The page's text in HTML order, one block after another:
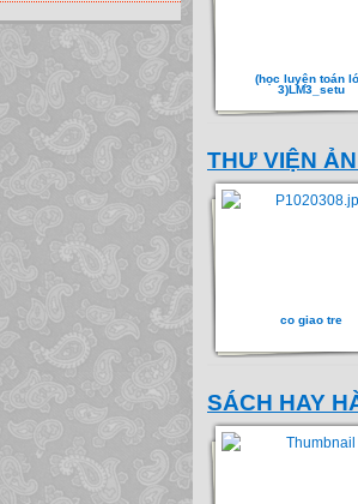
(học luyện toán
3)LM3_setu
THƯ VIỆN
co giao tre
SÁCH HAY